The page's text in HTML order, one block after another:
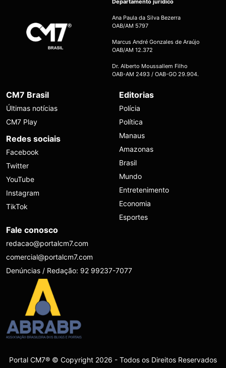
Ana Paula da Silva Bezerra
OAB/AM 5797
Marcus André Gonzales de Araújo
OAB/AM 12.372
Dr. Alberto Moussallem Filho
OAB-AM 2493 / OAB-GO 29.904.
CM7 Brasil
Últimas notícias
CM7 Play
Redes sociais
Facebook
Twitter
YouTube
Instagram
TikTok
Editorias
Polícia
Política
Manaus
Amazonas
Brasil
Mundo
Entretenimento
Economia
Esportes
Fale conosco
redacao@portalcm7.com
comercial@portalcm7.com
Denúncias / Redação: 92 99237-7077
Portal CM7® © Copyright 2026 - Todos os Direitos Reservados